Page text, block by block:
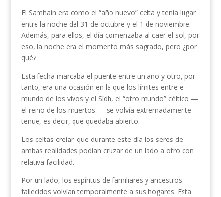
El Samhain era como el “año nuevo” celta y tenía lugar
entre la noche del 31 de octubre y el 1 de noviembre.
Además, para ellos, el día comenzaba al caer el sol, por
eso, la noche era el momento más sagrado, pero ¿por
qué?
Esta fecha marcaba el puente entre un año y otro, por
tanto, era una ocasión en la que los límites entre el
mundo de los vivos y el Sídh, el “otro mundo” céltico —
el reino de los muertos — se volvía extremadamente
tenue, es decir, que quedaba abierto.
Los celtas creían que durante este día los seres de
ambas realidades podían cruzar de un lado a otro con
relativa facilidad.
Por un lado, los espíritus de familiares y ancestros
fallecidos volvían temporalmente a sus hogares. Esta